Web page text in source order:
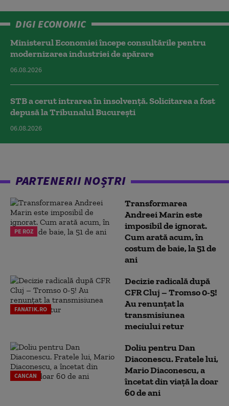
DIGI ECONOMIC
Ministerul Economiei începe consultările pentru
modernizarea industriei de apărare
06.08.2026
STB a cerut intrarea în insolvență. Solicitarea a fost
depusă la Tribunalul București
06.08.2026
PARTENERII NOȘTRI
PE ROZ
Transformarea
Andreei Marin este
imposibil de ignorat.
Cum arată acum, în
costum de baie, la 51 de
ani
FANATIK.RO
Decizie radicală după
CFR Cluj – Tromso 0-5!
Au renunțat la
transmisiunea
meciului retur
CANCAN
Doliu pentru Dan
Diaconescu. Fratele lui,
Mario Diaconescu, a
încetat din viață la doar
60 de ani